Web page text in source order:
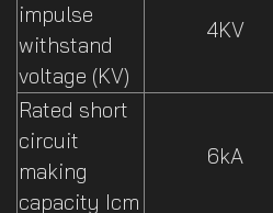
impulse
withstand
voltage (KV)
4KV
Rated short
circuit
making
capacity Icm
6kA